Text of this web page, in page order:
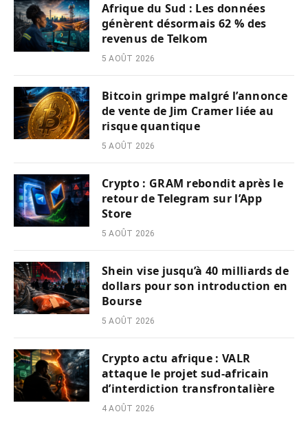
Afrique du Sud : Les données
génèrent désormais 62 % des
revenus de Telkom
5 AOÛT 2026
Bitcoin grimpe malgré l’annonce
de vente de Jim Cramer liée au
risque quantique
5 AOÛT 2026
Crypto : GRAM rebondit après le
retour de Telegram sur l’App
Store
5 AOÛT 2026
Shein vise jusqu’à 40 milliards de
dollars pour son introduction en
Bourse
5 AOÛT 2026
Crypto actu afrique : VALR
attaque le projet sud-africain
d’interdiction transfrontalière
4 AOÛT 2026